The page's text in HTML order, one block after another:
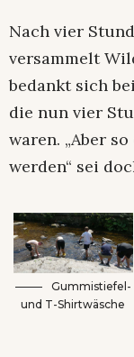
Nach vier
versammelt
bedankt sich
die nun vier
waren. „Aber
werden“ sei
Gummistiefel-
und T-Shirtwäsche